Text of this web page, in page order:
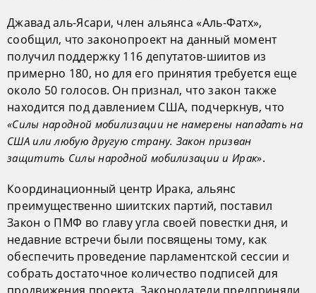
Джавад аль-Ясари, член альянса «Аль-Фатх»,
сообщил, что законопроект на данный момент
получил поддержку 116 депутатов-шиитов из
примерно 180, но для его принятия требуется еще
около 50 голосов. Он признал, что закон также
находится под давлением США, подчеркнув, что
«Силы народной мобилизации не намерены нападать на
США или любую другую страну. Закон призван
защитить Силы народной мобилизации и Ирак».
Координационный центр Ирака, альянс
преимущественно шиитских партий, поставил
Закон о ПМФ во главу угла своей повестки дня, и
недавние встречи были посвящены тому, как
обеспечить проведение парламентской сессии и
собрать достаточное количество подписей для
продвижения проекта. Законодатели предприняли